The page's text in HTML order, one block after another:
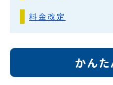
料金改定
かん